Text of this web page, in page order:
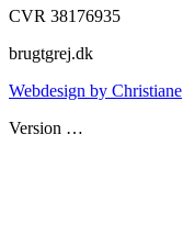
CVR 38176935
brugtgrej.dk
Webdesign by Christiane
Version …